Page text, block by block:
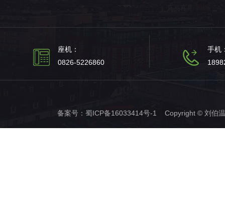
座机：
0826-5226860
手机
备案号： 蜀ICP备16033414号-1 Copyright © 刘伯